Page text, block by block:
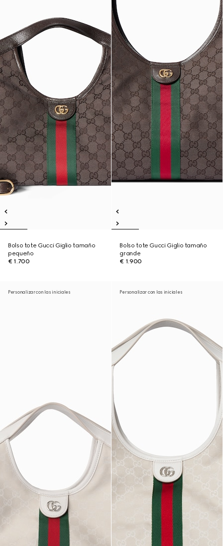
Bolso tote Gucci Giglio tamaño
pequeño
€ 1.700
Bolso tote Gucci Giglio tamaño
grande
€ 1.900
Personalizar con las iniciales Personalizar con las iniciales